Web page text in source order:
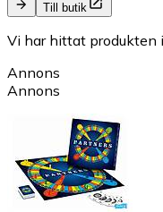
Till butik
Vi har hittat produkten
Annons
Annons